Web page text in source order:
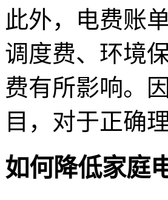
此外，电费账
调度费、环境
费有所影响。
目，对于正确
如何降低家庭